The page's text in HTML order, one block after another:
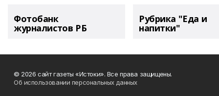
Фотобанк
журналистов РБ
Рубрика "Еда и
напитки"
© 2026 сайт газеты «Истоки». Все права защищены.
Об использовании персональных данных